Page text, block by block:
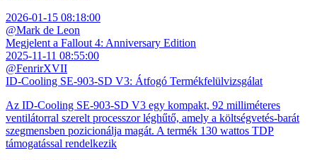
2026-01-15 08:18:00
@Mark de Leon
Megjelent a Fallout 4: Anniversary Edition
2025-11-11 08:55:00
@FenrirXVII
ID-Cooling SE-903-SD V3: Átfogó Termékfelülvizsgálat
Az ID-Cooling SE-903-SD V3 egy kompakt, 92 milliméteres
ventilátorral szerelt processzor léghűtő, amely a költségvetés-barát
szegmensben pozicionálja magát. A termék 130 wattos TDP
támogatással rendelkezik